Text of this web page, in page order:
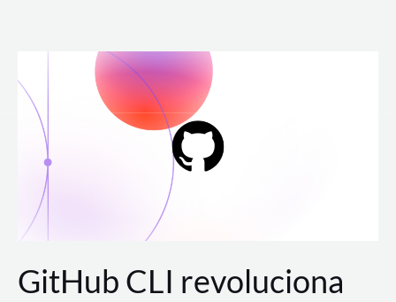
para
conteúdo
GitHub CLI revoluciona